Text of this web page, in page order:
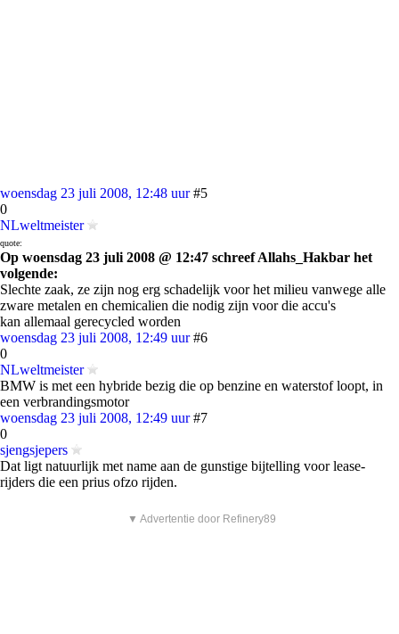
woensdag 23 juli 2008, 12:48 uur #5
0
NLweltmeister
quote:
Op woensdag 23 juli 2008 @ 12:47 schreef Allahs_Hakbar het
volgende:
Slechte zaak, ze zijn nog erg schadelijk voor het milieu vanwege alle
zware metalen en chemicalien die nodig zijn voor die accu's
kan allemaal gerecycled worden
woensdag 23 juli 2008, 12:49 uur #6
0
NLweltmeister
BMW is met een hybride bezig die op benzine en waterstof loopt, in
een verbrandingsmotor
woensdag 23 juli 2008, 12:49 uur #7
0
sjengsjepers
Dat ligt natuurlijk met name aan de gunstige bijtelling voor lease-
rijders die een prius ofzo rijden.
▼ Advertentie door Refinery89